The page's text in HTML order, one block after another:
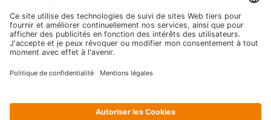
Références : Chaînes
hôtelières
Blog
Evénements
English Deutsch